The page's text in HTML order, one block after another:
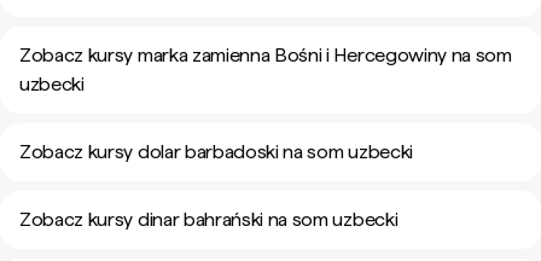
Zobacz kursy marka zamienna Bośni i Hercegowiny na som
uzbecki
Zobacz kursy dolar barbadoski na som uzbecki
Zobacz kursy dinar bahrański na som uzbecki